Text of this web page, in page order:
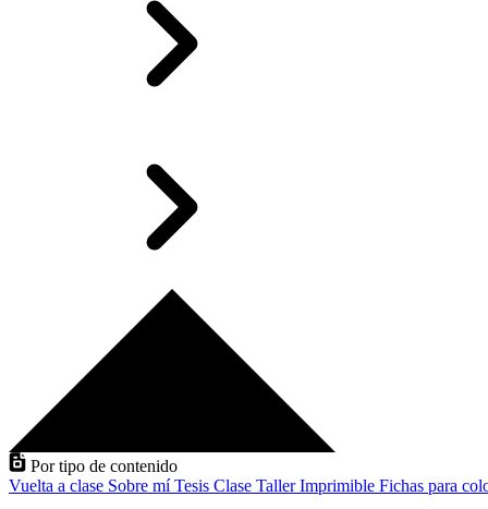
Por tipo de contenido
Vuelta a clase Sobre míTesis Clase TallerImprimible Fichas para